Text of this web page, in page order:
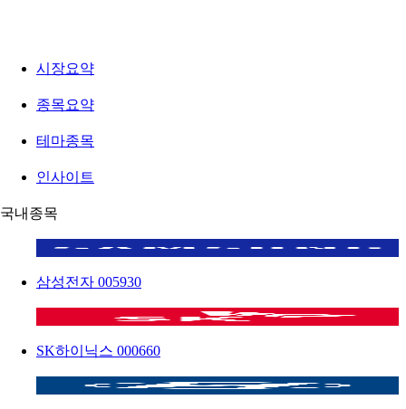
시장요약
종목요약
테마종목
인사이트
국내종목
삼성전자 005930
SK하이닉스 000660